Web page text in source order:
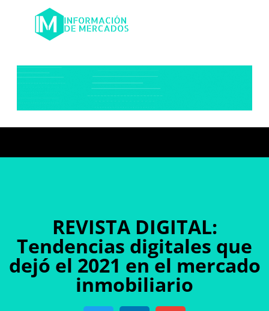
REVISTA DIGITAL:
Tendencias digitales que
dejó el 2021 en el mercado
inmobiliario